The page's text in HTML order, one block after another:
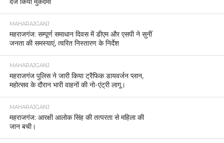
पनियरा में महिला का आपत्तिजनक वीडियो वायरल, पुलिस ने
दर्ज किया मुकदमा
MAHARAJGANJ
महराजगंज: सम्पूर्ण समाधान दिवस में डीएम और एसपी ने सुनीं
जनता की समस्याएं, त्वरित निस्तारण के निर्देश
MAHARAJGANJ
महराजगंज पुलिस ने जारी किया ट्रैफिक डायवर्जन प्लान,
महोत्सव के दौरान भारी वाहनों की नो-एंट्री लागू।
MAHARAJGANJ
महराजगंज: आरक्षी आलोक सिंह की तत्परता से महिला की
जान बची।